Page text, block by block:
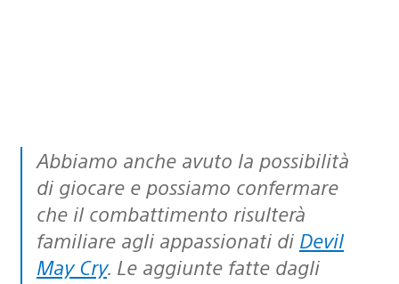
Abbiamo anche avuto la possibilità
di giocare e possiamo confermare
che il combattimento risulterà
familiare agli appassionati di Devil
May Cry. Le aggiunte fatte dagli